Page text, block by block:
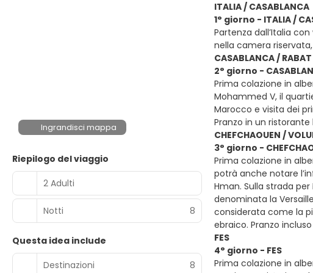
Ingrandisci mappa
Riepilogo del viaggio
2 Adulti
Notti 8
Questa idea include
Destinazioni
8
ITALIA / CASABLANCA
1° giorno - ITALIA /
Partenza dall’Italia
nella camera
CASABLANCA /
2° giorno -
Prima colazione in
Mohammed V, il
Marocco e visita dei
Pranzo in un
CHEFCHAOUEN /
3° giorno -
Prima colazione in
potrà anche notare
Hman. Sulla strada
denominata la
considerata come la
ebraico. Pranzo
FES
4° giorno - FES
Prima colazione in